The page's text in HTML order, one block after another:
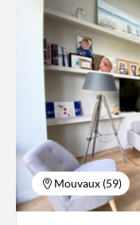
Mouvaux (59)